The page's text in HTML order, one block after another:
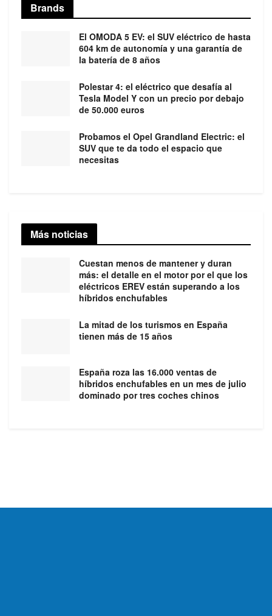
Brands
El OMODA 5 EV: el SUV eléctrico de hasta
604 km de autonomía y una garantía de
la batería de 8 años
Polestar 4: el eléctrico que desafía al
Tesla Model Y con un precio por debajo
de 50.000 euros
Probamos el Opel Grandland Electric: el
SUV que te da todo el espacio que
necesitas
Más noticias
Cuestan menos de mantener y duran
más: el detalle en el motor por el que los
eléctricos EREV están superando a los
híbridos enchufables
La mitad de los turismos en España
tienen más de 15 años
España roza las 16.000 ventas de
híbridos enchufables en un mes de julio
dominado por tres coches chinos